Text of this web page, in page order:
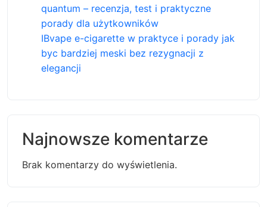
quantum – recenzja, test i praktyczne
porady dla użytkowników
IBvape e-cigarette w praktyce i porady jak
byc bardziej meski bez rezygnacji z
elegancji
Najnowsze komentarze
Brak komentarzy do wyświetlenia.